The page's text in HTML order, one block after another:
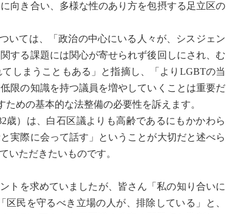
向き合い、多様な性のあり方を包摂する足立区の
ては、「政治の中心にいる人々が、シスジェン
する課題には関心が寄せられず後回しにされ、む
しまうこともある」と指摘し、「よりLGBTの当
限の知識を持つ議員を増やしていくことは重要だ
めの基本的な法整備の必要性を訴えます。
）は、白石区議よりも高齢であるにもかかわら
実際に会って話す」ということが大切だと述べら
いただきたいものです。
トを求めていましたが、皆さん「私の知り合いに
民を守るべき立場の人が、排除している」と、